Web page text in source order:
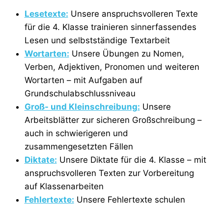
Lesetexte: Unsere anspruchsvolleren Texte
für die 4. Klasse trainieren sinnerfassendes
Lesen und selbstständige Textarbeit
Wortarten: Unsere Übungen zu Nomen,
Verben, Adjektiven, Pronomen und weiteren
Wortarten – mit Aufgaben auf
Grundschulabschlussniveau
Groß- und Kleinschreibung: Unsere
Arbeitsblätter zur sicheren Großschreibung –
auch in schwierigeren und
zusammengesetzten Fällen
Diktate: Unsere Diktate für die 4. Klasse – mit
anspruchsvolleren Texten zur Vorbereitung
auf Klassenarbeiten
Fehlertexte: Unsere Fehlertexte schulen